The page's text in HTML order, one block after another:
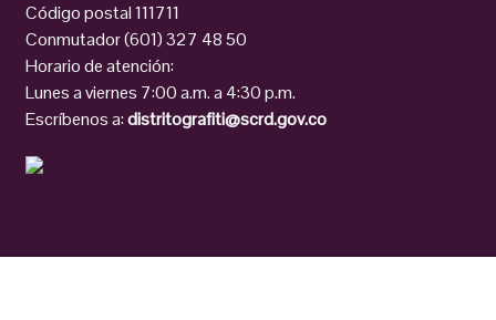
Código postal 111711
Conmutador (601) 327 48 50
Horario de atención:
Lunes a viernes 7:00 a.m. a 4:30 p.m.
Escríbenos a:distritografiti@scrd.gov.co